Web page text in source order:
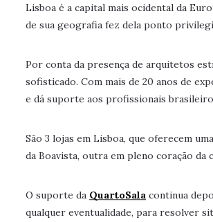
Lisboa é a capital mais ocidental da
de sua geografia fez dela ponto
Por conta da presença de arquitetos
sofisticado. Com mais de 20 anos de
e dá suporte aos profissionais
São 3 lojas em Lisboa, que oferecem
da Boavista, outra em pleno coração da
O suporte da QuartoSala continua
qualquer eventualidade, para resolver